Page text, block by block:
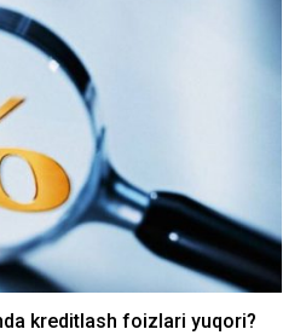
kreditlash foizlari yuqori?